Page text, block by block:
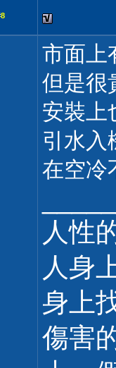
8
市面上
但是很
安裝上
引水入
在空冷
人性
人身
身上
傷害